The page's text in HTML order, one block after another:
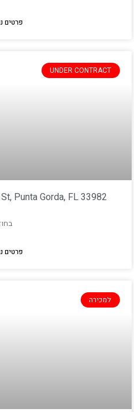
פרטים
UNDER CONTRACT
Punta Gorda, FL 33982
פרטים
למכירה